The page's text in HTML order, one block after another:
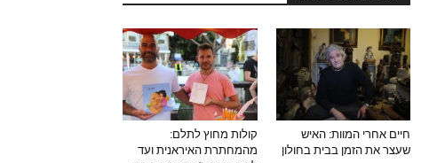
חיים אחרי המוות: האיש
שעצר את הזמן בבית בחולון
קולות מחוץ לתלם:
מהמחתרת האיראנית ועד